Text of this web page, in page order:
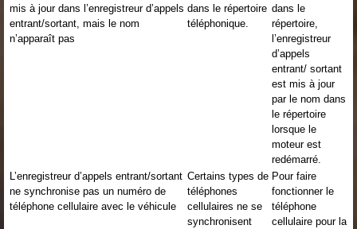
mis à jour dans l’enregistreur d’appels
entrant/sortant, mais le nom
n’apparaît pas
dans le répertoire
téléphonique.
dans le
répertoire,
l’enregistreur
d’appels
entrant/ sortant
est mis à jour
par le nom dans
le répertoire
lorsque le
moteur est
redémarré.
L’enregistreur d’appels entrant/sortant
ne synchronise pas un numéro de
téléphone cellulaire avec le véhicule
Certains types de
téléphones
cellulaires ne se
synchronisent
Pour faire
fonctionner le
téléphone
cellulaire pour la